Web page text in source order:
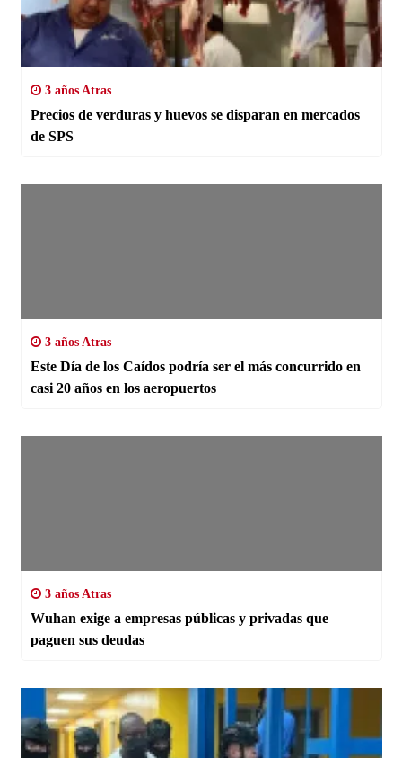
3 años Atras
Precios de verduras y huevos se disparan en mercados
de SPS
3 años Atras
Este Día de los Caídos podría ser el más concurrido en
casi 20 años en los aeropuertos
3 años Atras
Wuhan exige a empresas públicas y privadas que
paguen sus deudas